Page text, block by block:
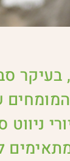
המומחים